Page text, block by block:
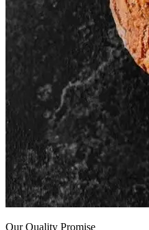
Our Quality Promise